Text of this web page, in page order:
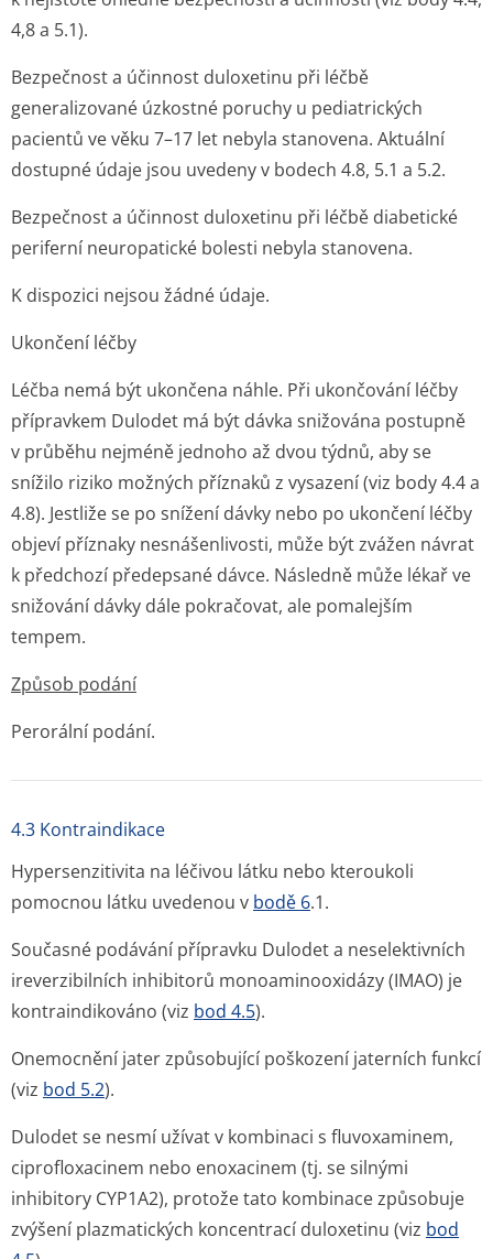
4,8 a 5.1).
Bezpečnost a účinnost duloxetinu při léčbě
generalizované úzkostné poruchy u pediatrických
pacientů ve věku 7–17 let nebyla stanovena. Aktuální
dostupné údaje jsou uvedeny v bodech 4.8, 5.1 a 5.2.
Bezpečnost a účinnost duloxetinu při léčbě diabetické
periferní neuropatické bolesti nebyla stanovena.
K dispozici nejsou žádné údaje.
Ukončení léčby
Léčba nemá být ukončena náhle. Při ukončování léčby
přípravkem Dulodet má být dávka snižována postupně
v průběhu nejméně jednoho až dvou týdnů, aby se
snížilo riziko možných příznaků z vysazení (viz body 4.4 a
4.8). Jestliže se po snížení dávky nebo po ukončení léčby
objeví příznaky nesnášenlivosti, může být zvážen návrat
k předchozí předepsané dávce. Následně může lékař ve
snižování dávky dále pokračovat, ale pomalejším
tempem.
Způsob podání
Perorální podání.
4.3 Kontraindikace
Hypersenzitivita na léčivou látku nebo kteroukoli
pomocnou látku uvedenou v bodě 6.1.
Současné podávání přípravku Dulodet a neselektivních
ireverzibilních inhibitorů monoaminooxidázy (IMAO) je
kontraindikováno (viz bod 4.5).
Onemocnění jater způsobující poškození jaterních funkcí
(viz bod 5.2).
Dulodet se nesmí užívat v kombinaci s fluvoxaminem,
ciprofloxacinem nebo enoxacinem (tj. se silnými
inhibitory CYP1A2), protože tato kombinace způsobuje
zvýšení plazmatických koncentrací duloxetinu (viz bod